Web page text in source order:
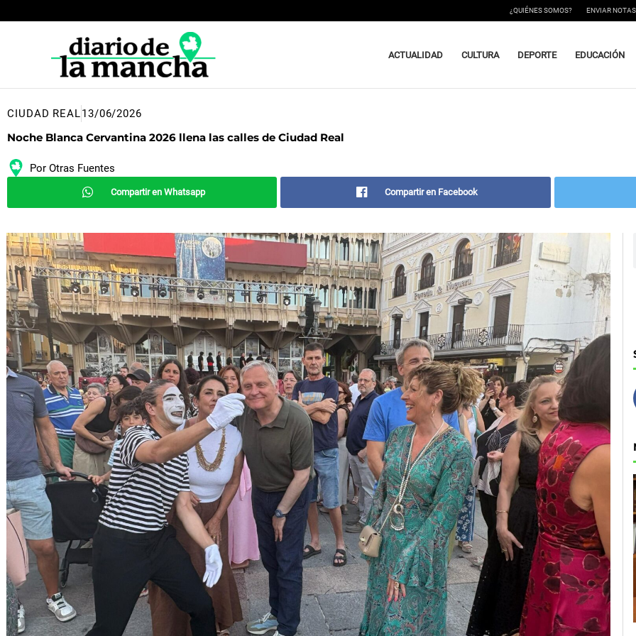
al
¿QUIÉNES SOMOS? ENVIAR
ACTUALIDAD CULTURA DEPORTE EDUCACIÓN
CIUDAD REAL13/06/2026
Noche Blanca Cervantina 2026 llena las calles de Ciudad Real
Por Otras Fuentes
Compartir en Whatsapp Compartir en Facebook